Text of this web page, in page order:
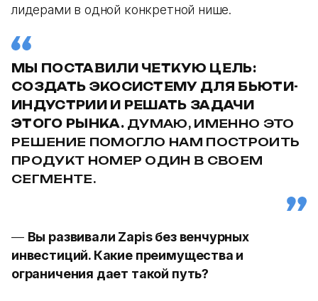
лидерами в одной конкретной нише.
МЫ ПОСТАВИЛИ ЧЕТКУЮ ЦЕЛЬ:
СОЗДАТЬ ЭКОСИСТЕМУ ДЛЯ БЬЮТИ-
ИНДУСТРИИ И РЕШАТЬ ЗАДАЧИ
ЭТОГО РЫНКА. ДУМАЮ, ИМЕННО ЭТО
РЕШЕНИЕ ПОМОГЛО НАМ ПОСТРОИТЬ
ПРОДУКТ НОМЕР ОДИН В СВОЕМ
СЕГМЕНТЕ.
— Вы развивали Zapis без венчурных
инвестиций. Какие преимущества и
ограничения дает такой путь?